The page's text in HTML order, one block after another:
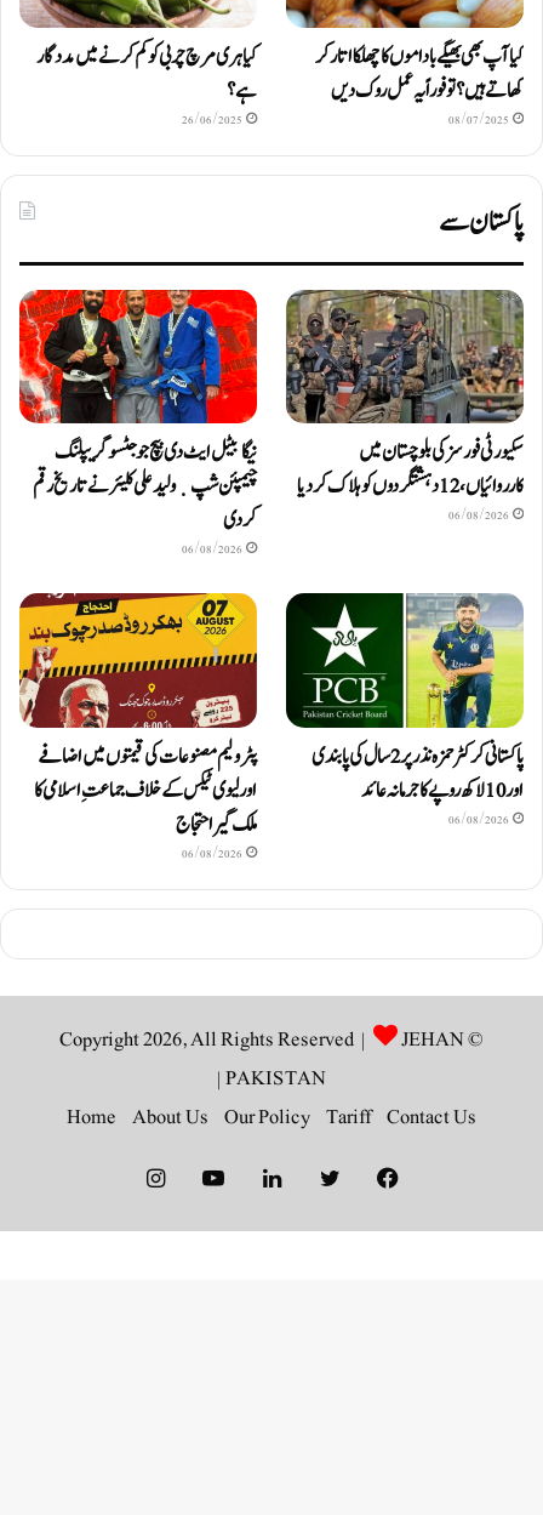
کیا آپ بھی بھیگے باداموں کا چھلکا اتار کر
کھاتے ہیں؟ تو فوراً یہ عمل روک دیں
08/07/2025
کیا ہری مرچ چربی کو کم کرنے میں مددگار
ہے؟
26/06/2025
پاکستان سے
سکیورٹی فورسز کی بلوچستان میں
کارروائیاں، 12 دہشتگردوں کو ہلاک کردیا
06/08/2026
نیگا بیٹل ایٹ دی بیچ جوجٹسو گریپلنگ
چیمپئن شپ ٜ ولید علی کلیئر نے تاریخ رقم
کر دی
06/08/2026
پاکستانی کرکٹر حمزہ نذر پر 2 سال کی پابندی
اور 10 لاکھ روپےکا جرمانہ عائد
06/08/2026
پٹرولیم مصنوعات کی قیمتوں میں اضافے
اور لیوی ٹیکس کے خلاف جماعتِ اسلامی کا
ملک گیر احتجاج
06/08/2026
© Copyright 2026, All Rights Reserved |
JEHAN
PAKISTAN
|
Contact Us
Tariff
Our Policy
About Us
Home
Facebook
Twitter
LinkedIn
YouTube
Instagram